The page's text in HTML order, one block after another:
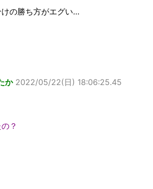
の勝ち方がエグい…
か 2022/05/22(日) 18:06:25.45
？